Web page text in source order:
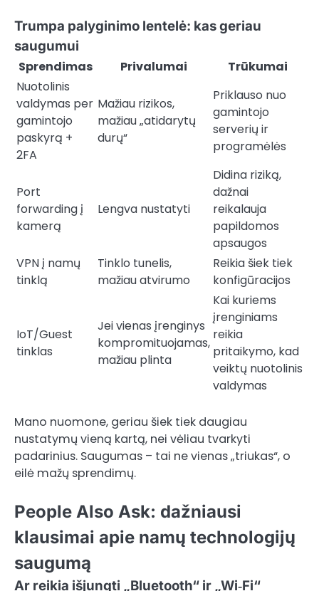
Trumpa palyginimo lentelė: kas geriau
saugumui
Sprendimas
Privalumai
Trūkumai
Nuotolinis
valdymas per
gamintojo
paskyrą +
2FA
Mažiau rizikos,
mažiau „atidarytų
durų“
Priklauso nuo
gamintojo
serverių ir
programėlės
Port
forwarding į
kamerą
Lengva nustatyti
Didina riziką,
dažnai
reikalauja
papildomos
apsaugos
VPN į namų
tinklą
Tinklo tunelis,
mažiau atvirumo
Reikia šiek tiek
konfigūracijos
IoT/Guest
tinklas
Jei vienas įrenginys
kompromituojamas,
mažiau plinta
Kai kuriems
įrenginiams
reikia
pritaikymo, kad
veiktų nuotolinis
valdymas
Mano nuomone, geriau šiek tiek daugiau
nustatymų vieną kartą, nei vėliau tvarkyti
padarinius. Saugumas – tai ne vienas „triukas“, o
eilė mažų sprendimų.
People Also Ask: dažniausi
klausimai apie namų technologijų
saugumą
Ar reikia išjungti „Bluetooth“ ir „Wi‑Fi“